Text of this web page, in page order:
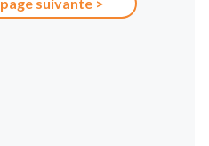
page suivante >